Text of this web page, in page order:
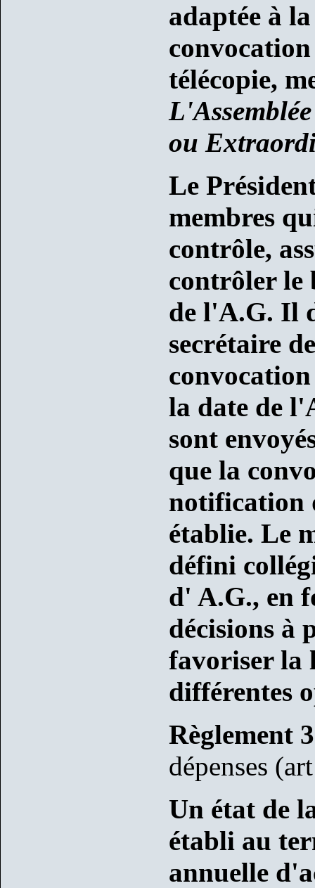
adaptée à
télécopie,
ou
Le
membres
contrôle,
contrôler le
de l'A.G. Il
secrétaire
la date de
sont
que la
notification
établie. Le
défini
d' A.G., en
décisions à
favoriser la
différentes
Règlement 3
dépenses
Un état de
établi au
annuelle